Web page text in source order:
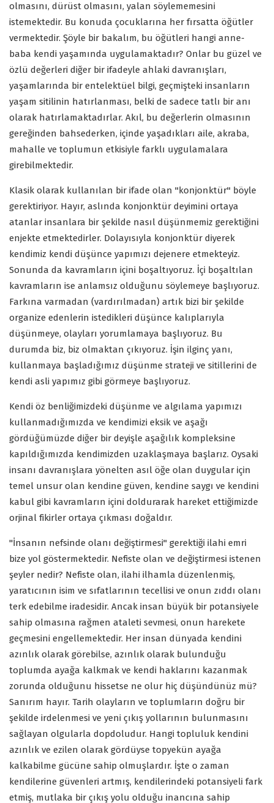
olmasını, dürüst olmasını, yalan söylememesini
istemektedir. Bu konuda çocuklarına her fırsatta öğütler
vermektedir. Şöyle bir bakalım, bu öğütleri hangi anne-
baba kendi yaşamında uygulamaktadır? Onlar bu güzel ve
özlü değerleri diğer bir ifadeyle ahlaki davranışları,
yaşamlarında bir entelektüel bilgi, geçmişteki insanların
yaşam sitilinin hatırlanması, belki de sadece tatlı bir anı
olarak hatırlamaktadırlar. Akıl, bu değerlerin olmasının
gereğinden bahsederken, içinde yaşadıkları aile, akraba,
mahalle ve toplumun etkisiyle farklı uygulamalara
girebilmektedir.
Klasik olarak kullanılan bir ifade olan "konjonktür" böyle
gerektiriyor. Hayır, aslında konjonktür deyimini ortaya
atanlar insanlara bir şekilde nasıl düşünmemiz gerektiğini
enjekte etmektedirler. Dolayısıyla konjonktür diyerek
kendimiz kendi düşünce yapımızı dejenere etmekteyiz.
Sonunda da kavramların içini boşaltıyoruz. İçi boşaltılan
kavramların ise anlamsız olduğunu söylemeye başlıyoruz.
Farkına varmadan (vardırılmadan) artık bizi bir şekilde
organize edenlerin istedikleri düşünce kalıplarıyla
düşünmeye, olayları yorumlamaya başlıyoruz. Bu
durumda biz, biz olmaktan çıkıyoruz. İşin ilginç yanı,
kullanmaya başladığımız düşünme strateji ve sitillerini de
kendi asli yapımız gibi görmeye başlıyoruz.
Kendi öz benliğimizdeki düşünme ve algılama yapımızı
kullanmadığımızda ve kendimizi eksik ve aşağı
gördüğümüzde diğer bir deyişle aşağılık kompleksine
kapıldığımızda kendimizden uzaklaşmaya başlarız. Oysaki
insanı davranışlara yönelten asıl öğe olan duygular için
temel unsur olan kendine güven, kendine saygı ve kendini
kabul gibi kavramların içini doldurarak hareket ettiğimizde
orjinal fikirler ortaya çıkması doğaldır.
"İnsanın nefsinde olanı değiştirmesi" gerektiği ilahi emri
bize yol göstermektedir. Nefiste olan ve değiştirmesi istenen
şeyler nedir? Nefiste olan, ilahi ilhamla düzenlenmiş,
yaratıcının isim ve sıfatlarının tecellisi ve onun zıddı olanı
terk edebilme iradesidir. Ancak insan büyük bir potansiyele
sahip olmasına rağmen ataleti sevmesi, onun harekete
geçmesini engellemektedir. Her insan dünyada kendini
azınlık olarak görebilse, azınlık olarak bulunduğu
toplumda ayağa kalkmak ve kendi haklarını kazanmak
zorunda olduğunu hissetse ne olur hiç düşündünüz mü?
Sanırım hayır. Tarih olayların ve toplumların doğru bir
şekilde irdelenmesi ve yeni çıkış yollarının bulunmasını
sağlayan olgularla dopdoludur. Hangi topluluk kendini
azınlık ve ezilen olarak gördüyse topyekün ayağa
kalkabilme gücüne sahip olmuşlardır. İşte o zaman
kendilerine güvenleri artmış, kendilerindeki potansiyeli fark
etmiş, mutlaka bir çıkış yolu olduğu inancına sahip